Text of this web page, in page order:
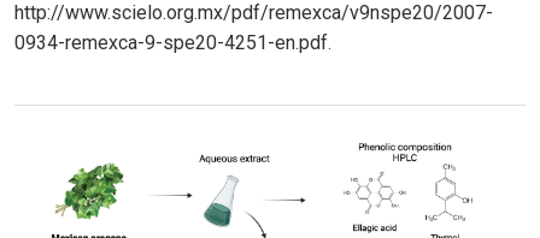
http://www.scielo.org.mx/pdf/remexca/v9nspe20/2007-
0934-remexca-9-spe20-4251-en.pdf.